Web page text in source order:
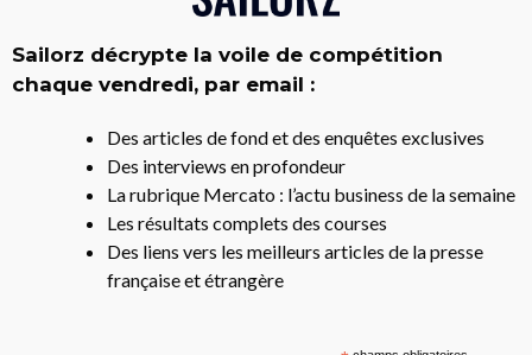
Sailorz décrypte la voile de compétition
chaque vendredi, par email :
Des articles de fond et des enquêtes exclusives
Des interviews en profondeur
La rubrique Mercato : l’actu business de la semaine
Les résultats complets des courses
Des liens vers les meilleurs articles de la presse
française et étrangère